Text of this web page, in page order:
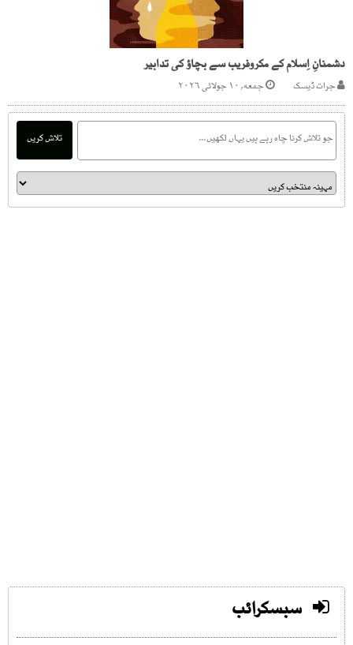
دشمنانِ اِسلام کے مکروفریب سے بچاؤ کی تدابیر
جرات ڈیسک جمعه, ۱۰ جولائی ۲۰۲۶
تلاش کریں
سبسکرائب